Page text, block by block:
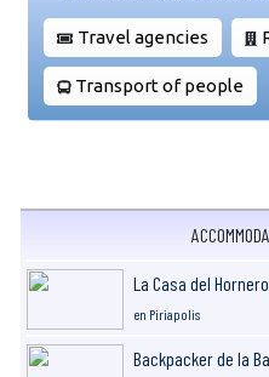
Travel agencies
Transport of people
La Casa del Hornero
en Piriapolis
Backpacker de la